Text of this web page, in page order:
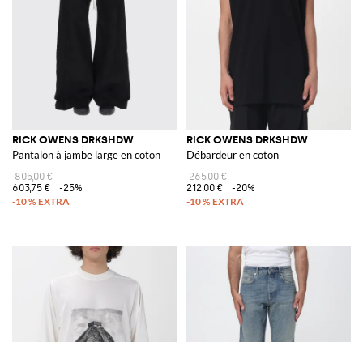
RICK OWENS DRKSHDW
Pantalon à jambe large en coton
805,00 €
603,75 €
-25%
RICK OWENS DRKSHDW
Débardeur en coton
265,00 €
212,00 €
-20%